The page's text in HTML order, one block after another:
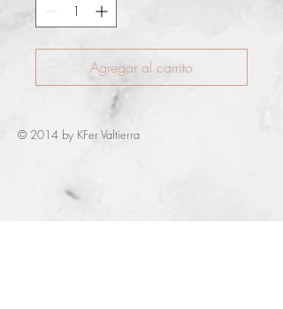
Agregar al carrito
© 2014 by KFer Valtierra